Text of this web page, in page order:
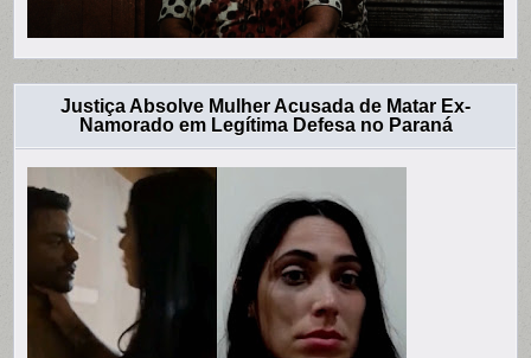
Justiça Absolve Mulher Acusada de Matar Ex-
Namorado em Legítima Defesa no Paraná